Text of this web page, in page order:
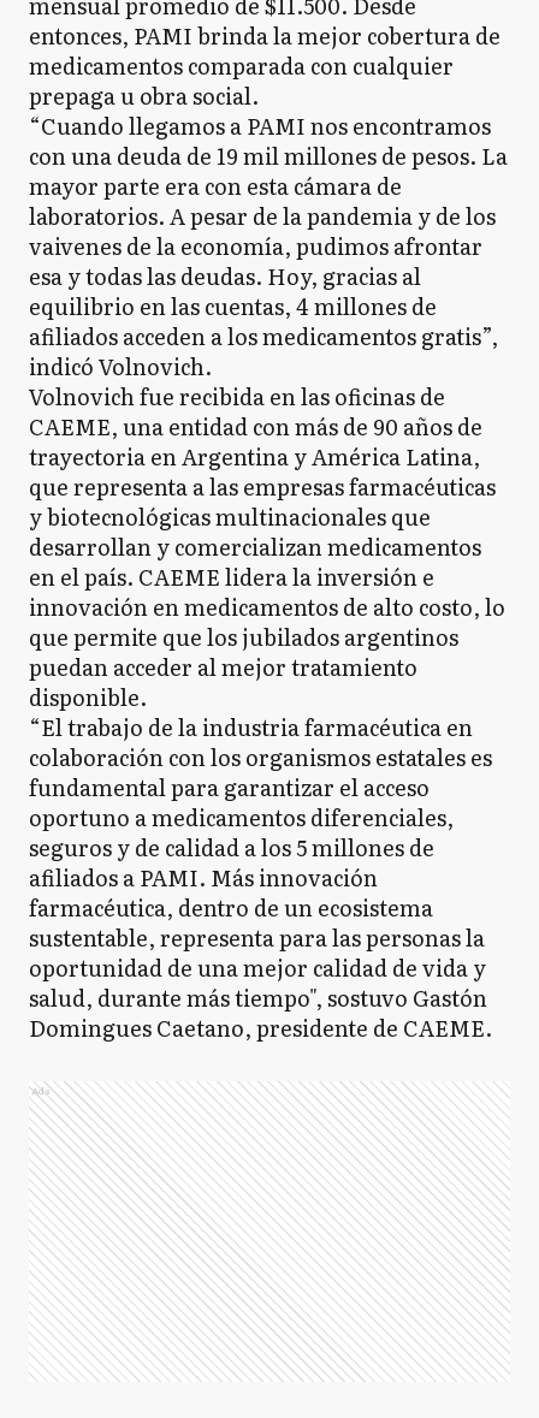
entonces, PAMI brinda la mejor cobertura de
medicamentos comparada con cualquier
prepaga u obra social.
“Cuando llegamos a PAMI nos encontramos
con una deuda de 19 mil millones de pesos. La
mayor parte era con esta cámara de
laboratorios. A pesar de la pandemia y de los
vaivenes de la economía, pudimos afrontar
esa y todas las deudas. Hoy, gracias al
equilibrio en las cuentas, 4 millones de
afiliados acceden a los medicamentos gratis”,
indicó Volnovich.
Volnovich fue recibida en las oficinas de
CAEME, una entidad con más de 90 años de
trayectoria en Argentina y América Latina,
que representa a las empresas farmacéuticas
y biotecnológicas multinacionales que
desarrollan y comercializan medicamentos
en el país. CAEME lidera la inversión e
innovación en medicamentos de alto costo, lo
que permite que los jubilados argentinos
puedan acceder al mejor tratamiento
disponible.
“El trabajo de la industria farmacéutica en
colaboración con los organismos estatales es
fundamental para garantizar el acceso
oportuno a medicamentos diferenciales,
seguros y de calidad a los 5 millones de
afiliados a PAMI. Más innovación
farmacéutica, dentro de un ecosistema
sustentable, representa para las personas la
oportunidad de una mejor calidad de vida y
salud, durante más tiempo", sostuvo Gastón
Domingues Caetano, presidente de CAEME.
Ads